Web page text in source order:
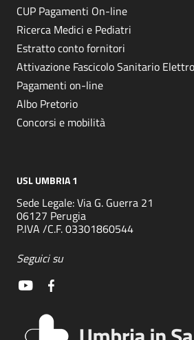
CUP Pagamenti On-line
Ricerca Medici e Pediatri
Estratto conto fornitori
Attivazione Fascicolo Sanitario
Pagamenti on-line
Albo Pretorio
Concorsi e mobilità
USL UMBRIA 1
Sede Legale: Via G. Guerra 21
06127 Perugia
P.IVA /C.F. 03301860544
Seguici su